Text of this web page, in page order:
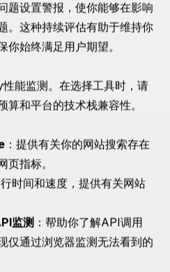
站上的真实互动。它揭示了
合成监测可能忽视的问题的见
了网站性能的全面视图，帮
再解决，而主动监测则预见
损失的风险。主动监测需要更
业避免高昂的停机成本和声
题设置警报，使你能够在影响
。这种持续评估有助于维持你
你始终满足用户期望。